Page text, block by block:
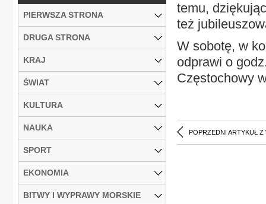
temu,
też
W sobotę, w
odprawi o
Częstochowy
POPRZEDNI ARTYKUŁ Z
PIERWSZA STRONA
DRUGA STRONA
KRAJ
ŚWIAT
KULTURA
NAUKA
SPORT
EKONOMIA
BITWY I WYPRAWY MORSKIE